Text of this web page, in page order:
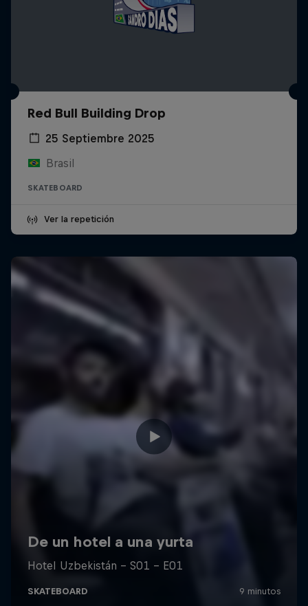
Red Bull Building Drop
25 Septiembre 2025
Brasil
SKATEBOARD
Ver la repetición